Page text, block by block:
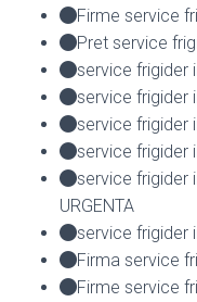
Firme service
Pret service
service frigider
service frigider
service frigider
service frigider
service frigider
URGENTA
service frigider
Firma service
Firme service